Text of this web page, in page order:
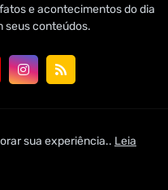
e acontecimentos do dia
seus conteúdos.
para Jornal Noroeste
sua experiência.. Leia